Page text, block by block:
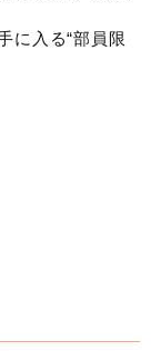
に入る“部員限